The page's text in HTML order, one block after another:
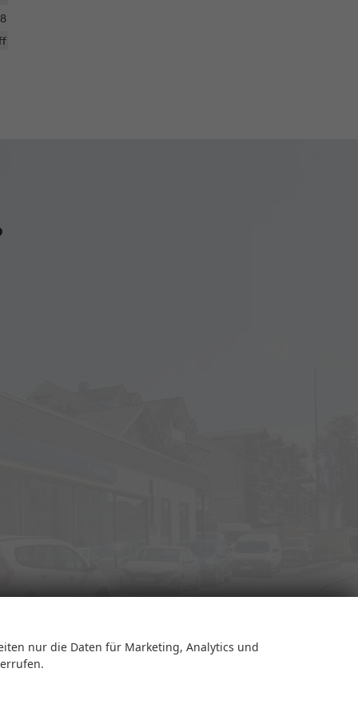
Rufen Sie an
nur die Daten für Marketing, Analytics und